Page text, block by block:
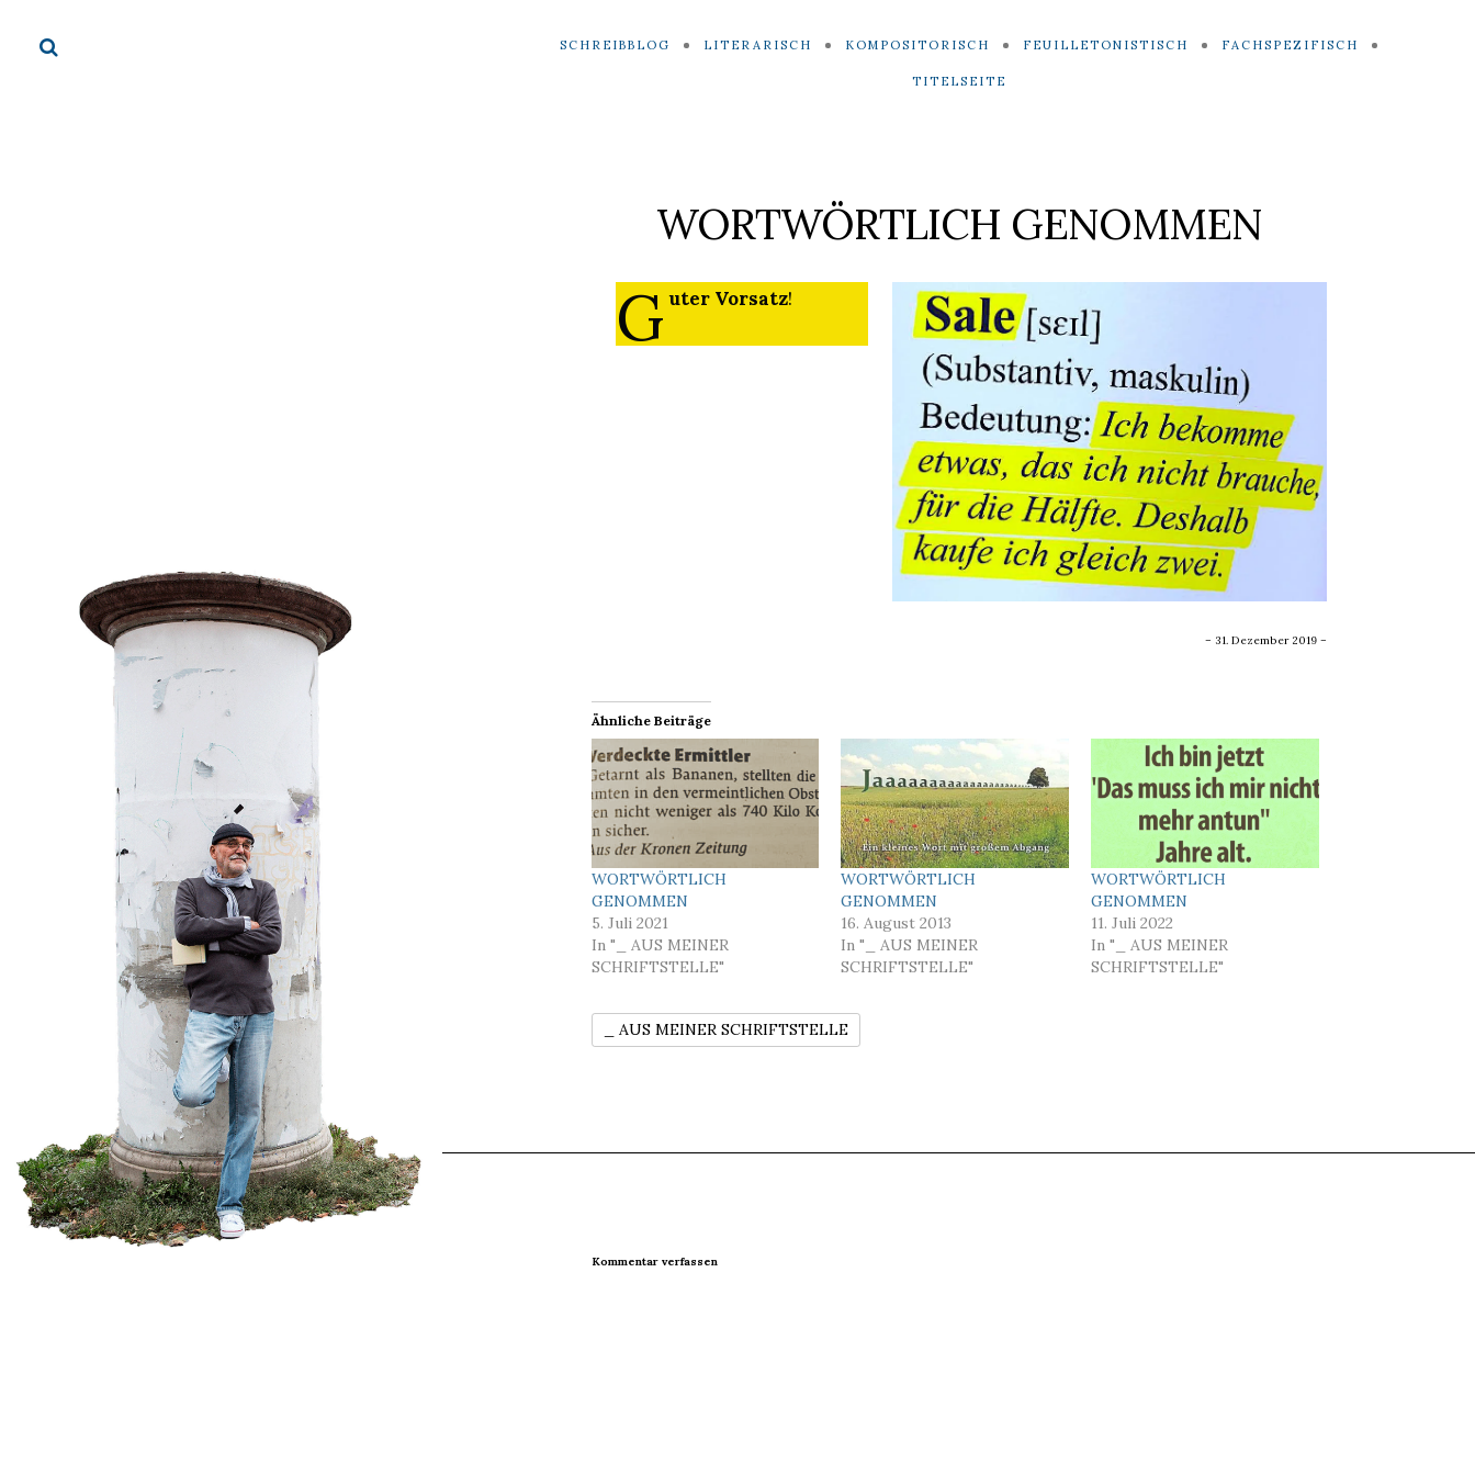
SCHREIBBLOG LITERARISCH KOMPOSITORISCH FEUILLETONISTISCH FACHSPEZIFISCH
TITELSEITE
WORTWÖRTLICH GENOMMEN
G uter Vorsatz!
– 31. Dezember 2019 –
Ähnliche Beiträge
WORTWÖRTLICH
GENOMMEN
5. Juli 2021
In "_ AUS MEINER
SCHRIFTSTELLE"
WORTWÖRTLICH
GENOMMEN
16. August 2013
In "_ AUS MEINER
SCHRIFTSTELLE"
WORTWÖRTLICH
GENOMMEN
11. Juli 2022
In "_ AUS MEINER
SCHRIFTSTELLE"
_ AUS MEINER SCHRIFTSTELLE
Kommentar verfassen